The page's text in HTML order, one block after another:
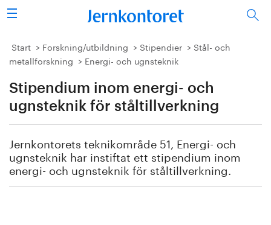
Sök
Stålindustrin
Forskning/utbildning
Energi/miljö
Vi tycker
Start Forskning/utbildning Stipendier
Stål- och
metallforskning
Energi- och ugnsteknik
Stipendium inom energi- och
ugnsteknik för ståltillverkning
Jernkontorets teknikområde 51, Energi- och
ugnsteknik har instiftat ett stipendium inom
energi- och ugnsteknik för ståltillverkning.